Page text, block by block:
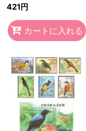
421円
カートに入れる